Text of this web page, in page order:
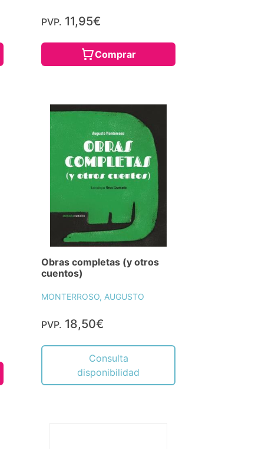
PVP. 11,95€
Comprar
Obras completas (y otros
cuentos)
MONTERROSO, AUGUSTO
PVP. 18,50€
Consulta
disponibilidad